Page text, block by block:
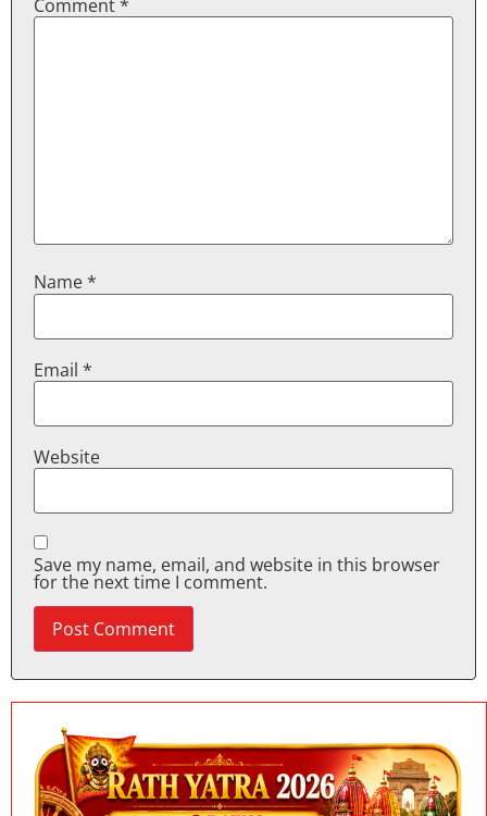
Comment*
Name*
Email *
Website
Save my name, email, and website in this browser
for the next time I comment.